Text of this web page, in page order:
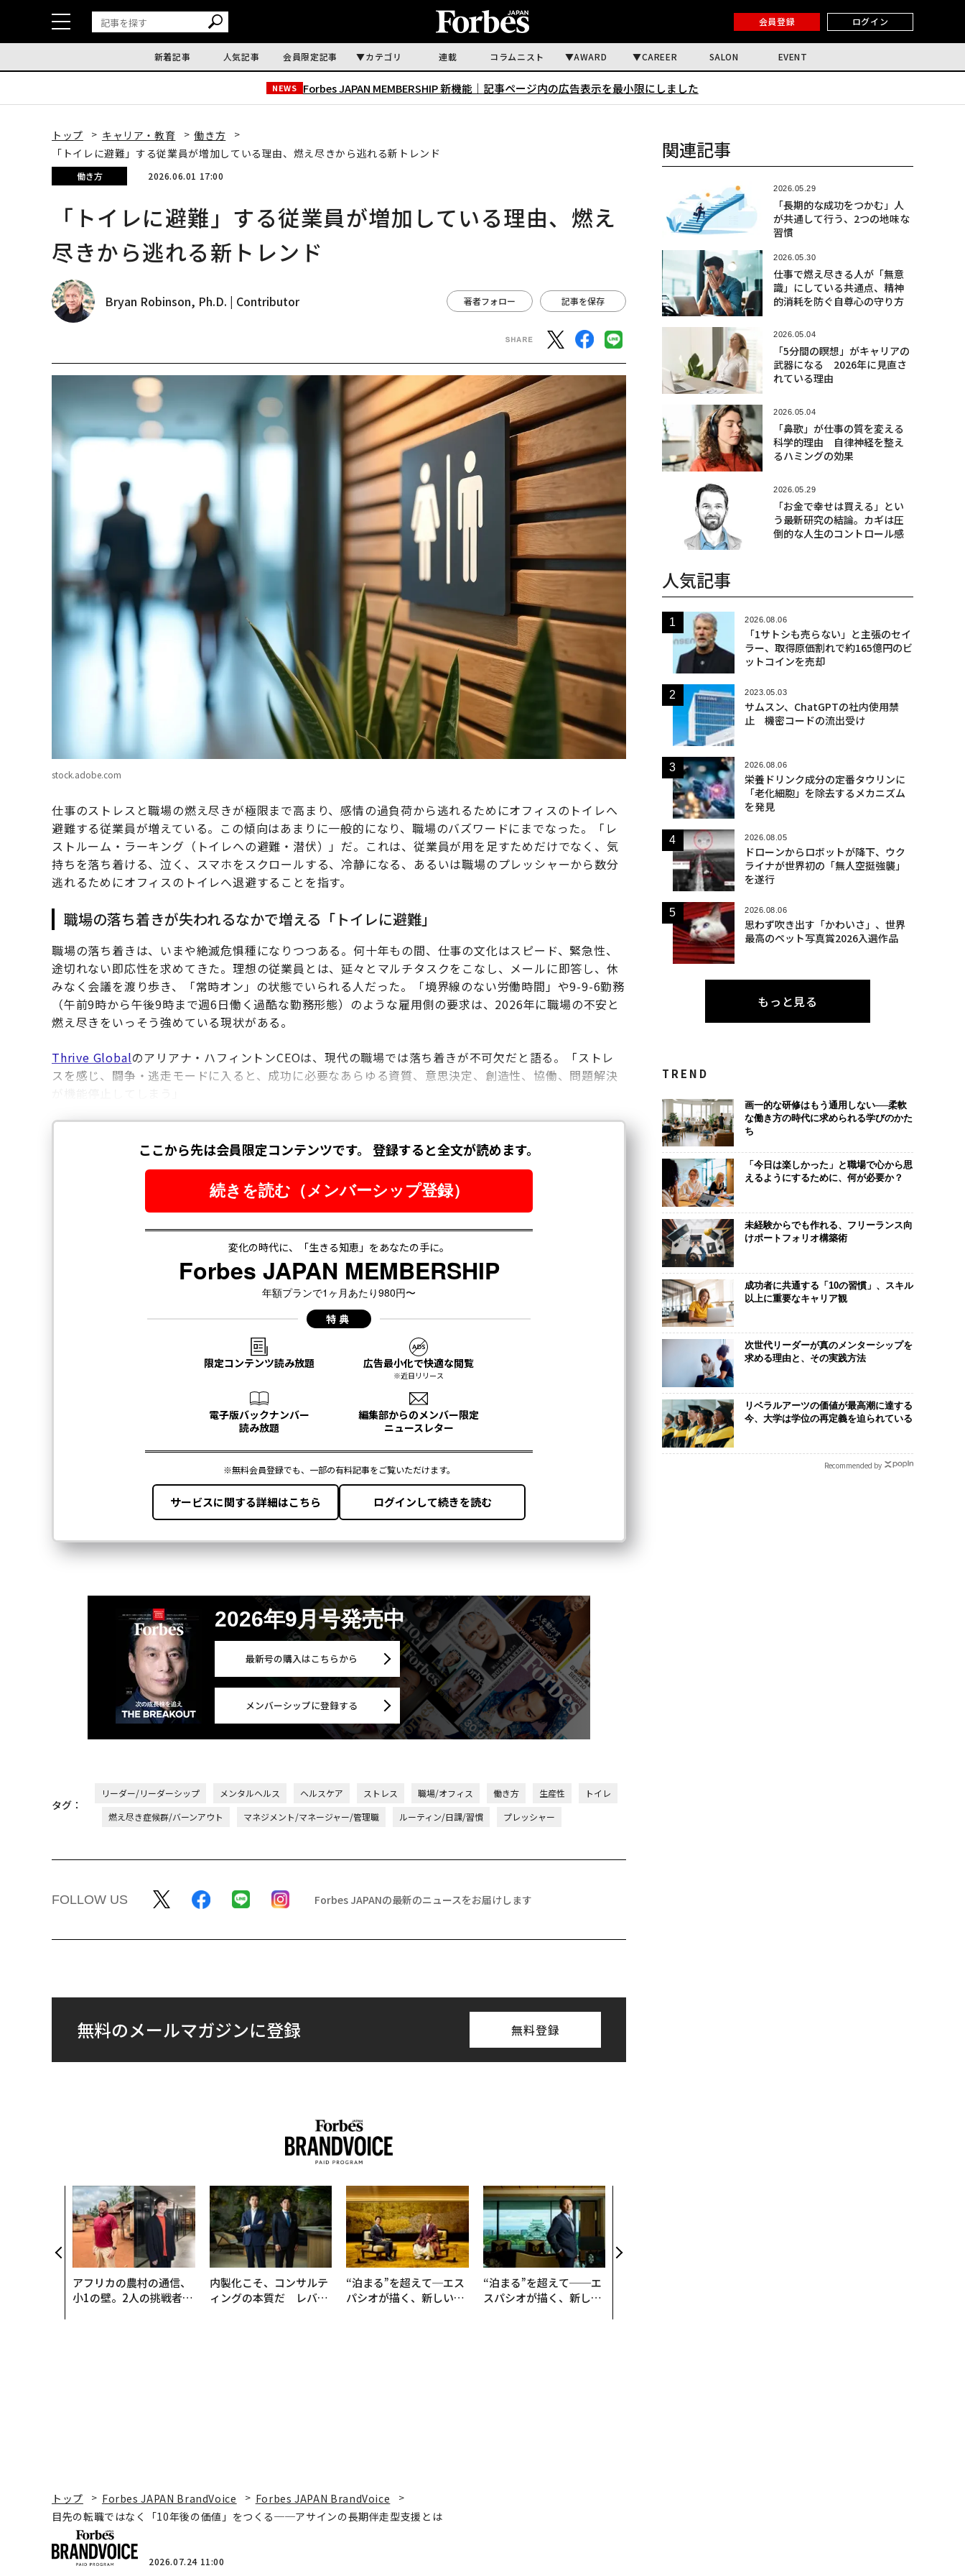
会員登録 ログイン
新着記事 人気記事 会員限定記事 カテゴリ 連載 コラムニスト AWARD CAREER SALON EVENT
NEWS Forbes JAPAN MEMBERSHIP 新機能｜ 記事ページ内の広告表示を最小限にしました
トップ キャリア・教育
働き方
「トイレに避難」する従業員が増加している理由、燃え尽きから逃れる新トレンド
働き方 2026.06.01 17:00
「トイレに避難」する従業員が増加している理由、燃え
尽きから逃れる新トレンド
Bryan Robinson, Ph.D. | Contributor 著者フォロー 記事を保存
stock.adobe.com
仕事のストレスと職場の燃え尽きが極限まで高まり、感情の過負荷から逃れるためにオフィスのトイレへ
避難する従業員が増えている。この傾向はあまりに一般的になり、職場のバズワードにまでなった。「レ
ストルーム・ラーキング（トイレへの避難・潜伏）」だ。これは、従業員が用を足すためだけでなく、気
持ちを落ち着ける、泣く、スマホをスクロールする、冷静になる、あるいは職場のプレッシャーから数分
逃れるためにオフィスのトイレへ退避することを指す。
職場の落ち着きが失われるなかで増える「トイレに避難」
職場の落ち着きは、いまや絶滅危惧種になりつつある。何十年もの間、仕事の文化はスピード、緊急性、
途切れない即応性を求めてきた。理想の従業員とは、延々とマルチタスクをこなし、メールに即答し、休
みなく会議を渡り歩き、「常時オン」の状態でいられる人だった。「境界線のない労働時間」や9-9-6勤務
（午前9時から午後9時まで週6日働く過酷な勤務形態）のような雇用側の要求は、2026年に職場の不安と
燃え尽きをいっそう強めている現状がある。
Thrive Globalのアリアナ・ハフィントンCEOは、現代の職場では落ち着きが不可欠だと語る。「ストレ
スを感じ、闘争・逃走モードに入ると、成功に必要なあらゆる資質、意思決定、創造性、協働、問題解決
2026年9月号発売中
最新号の購入はこちらから
メンバーシップに登録する
タグ：
リーダー/リーダーシップ メンタルヘルス ヘルスケア ストレス 職場/オフィス 働き方 生産性
トイレ
燃え尽き症候群/バーンアウト
マネジメント/マネージャー/管理職 ルーティン/日課/習慣 プレッシャー
FOLLOW US Forbes JAPANの最新のニュースをお届けします
無料のメールマガジンに登録 無料登録
アフリカの農村の通信、
小1の壁。2人の挑戦者が
内製化こそ、コンサルテ
ィングの本質だ レバレ
“泊まる”を超えて─エス
パシオが描く、新しい日
“泊まる”を超えて──エ
スパシオが描く、新しい
関連記事
2026.05.29
「長期的な成功をつかむ」人
が共通して行う、2つの地味な
習慣
2026.05.30
仕事で燃え尽きる人が「無意
識」にしている共通点、精神
的消耗を防ぐ自尊心の守り方
2026.05.04
「5分間の瞑想」がキャリアの
武器になる 2026年に見直さ
れている理由
2026.05.04
「鼻歌」が仕事の質を変える
科学的理由 自律神経を整え
るハミングの効果
2026.05.29
「お金で幸せは買える」とい
う最新研究の結論。カギは圧
倒的な人生のコントロール感
人気記事
2026.08.06
「1サトシも売らない」と主張のセイ
ラー、取得原価割れで約165億円のビ
ットコインを売却
2023.05.03
サムスン、ChatGPTの社内使用禁
止 機密コードの流出受け
2026.08.06
栄養ドリンク成分の定番タウリンに
「老化細胞」を除去するメカニズム
を発見
2026.08.05
ドローンからロボットが降下、ウク
ライナが世界初の「無人空挺強襲」
を遂行
2026.08.06
思わず吹き出す「かわいさ」、世界
最高のペット写真賞2026入選作品
もっと見る
TREND
画一的な研修はもう通用しない──柔軟
な働き方の時代に求められる学びのかた
ち
「今日は楽しかった」と職場で心から思
えるようにするために、何が必要か？
未経験からでも作れる、フリーランス向
けポートフォリオ構築術
成功者に共通する「10の習慣」、スキル
以上に重要なキャリア観
次世代リーダーが真のメンターシップを
求める理由と、その実践方法
リベラルアーツの価値が最高潮に達する
今、大学は学位の再定義を迫られている
Recommended by
トップ Forbes JAPAN BrandVoice
Forbes JAPAN BrandVoice
目先の転職ではなく「10年後の価値」をつくる──アサインの長期伴走型支援とは
2026.07.24 11:00